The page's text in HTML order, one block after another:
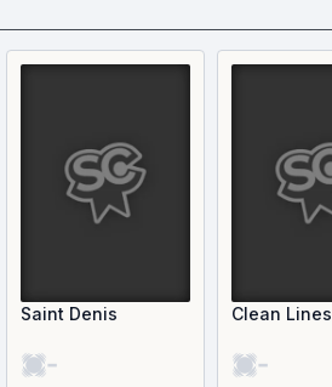
Saint Denis
-
Clean Lines
-